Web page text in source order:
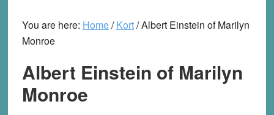
You are here: Home/ Kort/Albert Einstein of Marilyn
Monroe
Albert Einstein of Marilyn
Monroe